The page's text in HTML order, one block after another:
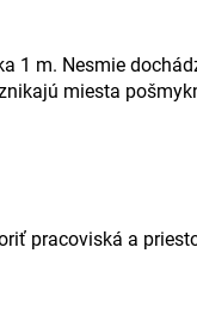
1 m. Nesmie
miesta
pracoviská a